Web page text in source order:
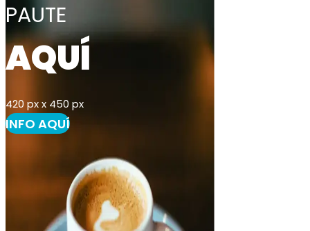
PAUTE
AQUÍ
420 px x 450 px
INFO AQUÍ